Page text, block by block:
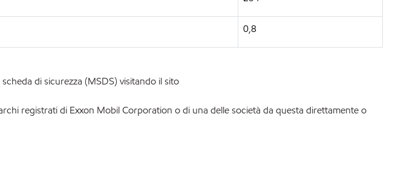
0,8
di sicurezza (MSDS) visitando il sito
registrati di Exxon Mobil Corporation o di una delle società da questa direttamente o